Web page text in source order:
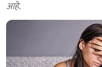
आहे.